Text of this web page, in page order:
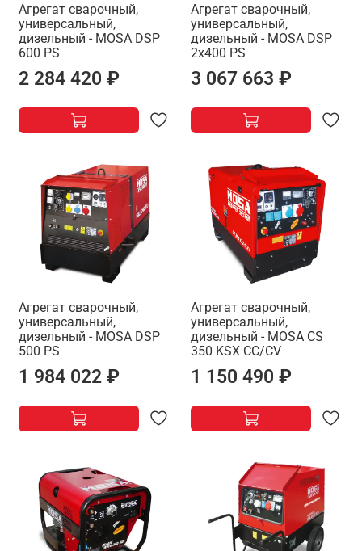
Агрегат сварочный,
универсальный,
дизельный - MOSA DSP
600 PS
2 284 420 ₽
Агрегат сварочный,
универсальный,
дизельный - MOSA DSP
2x400 PS
3 067 663 ₽
Агрегат сварочный,
универсальный,
дизельный - MOSA DSP
500 PS
1 984 022 ₽
Агрегат сварочный,
универсальный,
дизельный - MOSA CS
350 KSX CC/CV
1 150 490 ₽